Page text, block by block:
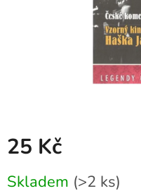
25 Kč
cena:
Skladem (>2 ks)